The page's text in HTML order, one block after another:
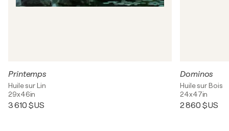
Printemps
Huile sur Lin
29x46in
3 610 $US
Dominos
Huile sur Bois
24x47in
2 860 $US